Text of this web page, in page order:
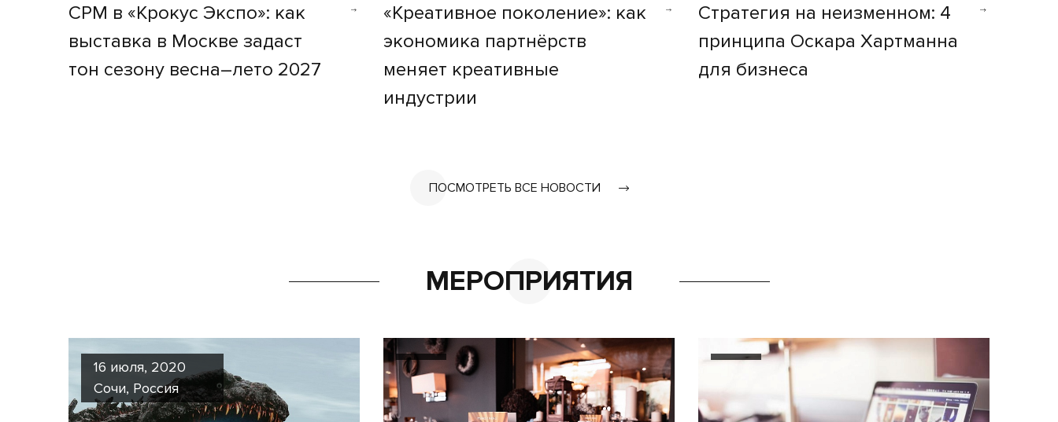
CPM в «Крокус Экспо»: как
выставка в Москве задаст
тон сезону весна–лето 2027
«Креативное поколение»: как
экономика партнёрств
меняет креативные
индустрии
Стратегия на неизменном: 4
принципа Оскара Хартманна
для бизнеса
ПОСМОТРЕТЬ ВСЕ НОВОСТИ
МЕРОПРИЯТИЯ
16 июля, 2020
Сочи, Россия